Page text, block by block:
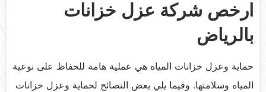
ارخص شركة عزل خزانات
بالرياض
حماية وعزل خزانات المياه هي عملية هامة للحفاظ على نوعية
المياه وسلامتها. وفيما يلي بعض النصائح لحماية وعزل خزانات